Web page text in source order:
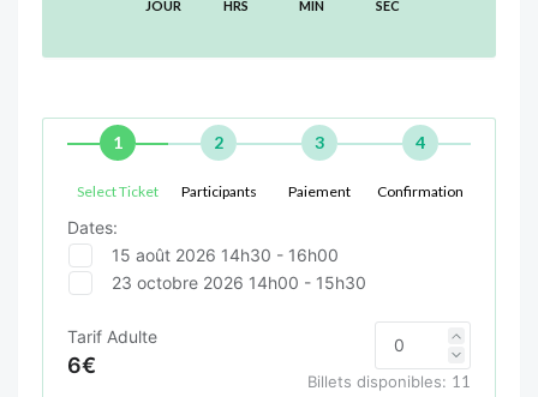
JOUR HRS MIN SEC
1
Select Ticket
2
Participants
3
Paiement
4
Confirmation
Dates:
15 août 2026 14h30 - 16h00
23 octobre 2026 14h00 - 15h30
Tarif Adulte
6€
Billets disponibles: 11